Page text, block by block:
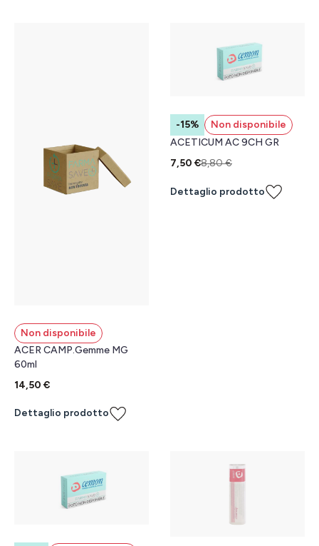
Non disponibile
ACER CAMP.Gemme MG
60ml
14,50 €
Dettaglio prodotto
-15%
Non disponibile
ACETICUM AC 9CH GR
7,50 €8,80 €
Dettaglio prodotto